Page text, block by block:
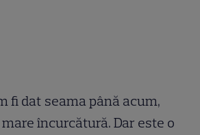
fi dat seama până acum,
încurcătură. Dar este o